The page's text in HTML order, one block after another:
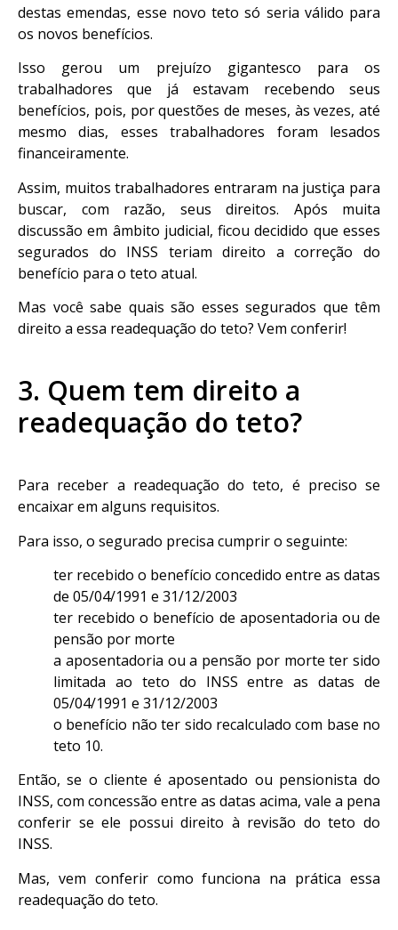
destas emendas, esse novo teto só seria válido para
os novos benefícios.
Isso gerou um prejuízo gigantesco para os
trabalhadores que já estavam recebendo seus
benefícios, pois, por questões de meses, às vezes, até
mesmo dias, esses trabalhadores foram lesados
financeiramente.
Assim, muitos trabalhadores entraram na justiça para
buscar, com razão, seus direitos. Após muita
discussão em âmbito judicial, ficou decidido que esses
segurados do INSS teriam direito a correção do
benefício para o teto atual.
Mas você sabe quais são esses segurados que têm
direito a essa readequação do teto? Vem conferir!
3. Quem tem direito a
readequação do teto?
Para receber a readequação do teto, é preciso se
encaixar em alguns requisitos.
Para isso, o segurado precisa cumprir o seguinte:
ter recebido o benefício concedido entre as datas
de 05/04/1991 e 31/12/2003
ter recebido o benefício de aposentadoria ou de
pensão por morte
a aposentadoria ou a pensão por morte ter sido
limitada ao teto do INSS entre as datas de
05/04/1991 e 31/12/2003
o benefício não ter sido recalculado com base no
teto 10.
Então, se o cliente é aposentado ou pensionista do
INSS, com concessão entre as datas acima, vale a pena
conferir se ele possui direito à revisão do teto do
INSS.
Mas, vem conferir como funciona na prática essa
readequação do teto.